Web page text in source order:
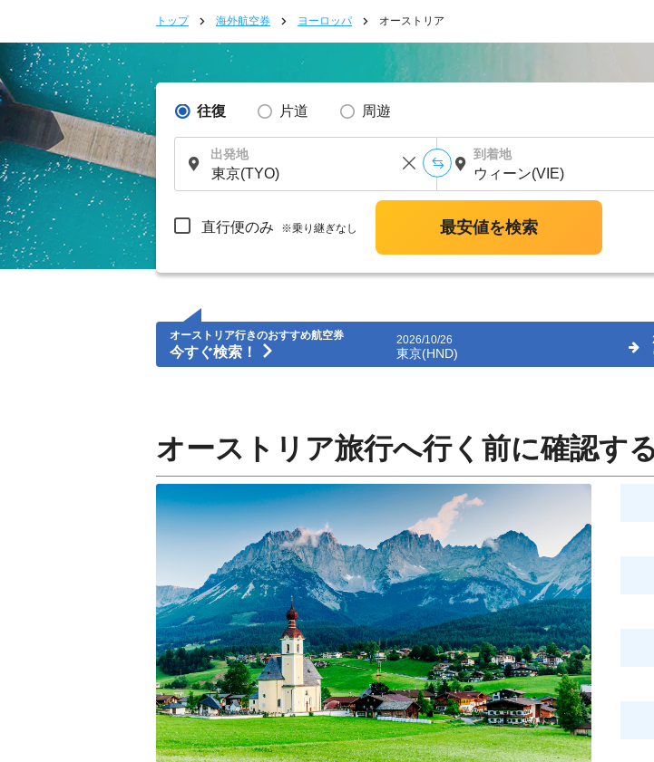
トップ 海外航空券 ヨーロッパ オーストリア
往復 片道 周遊
出発地 到着地
直行便のみ ※乗り継ぎなし 最安値を検索
オーストリア行きのおすすめ航空券
今すぐ検索！
2026/10/26
東京(HND)
オーストリア旅行へ行く前に確認す